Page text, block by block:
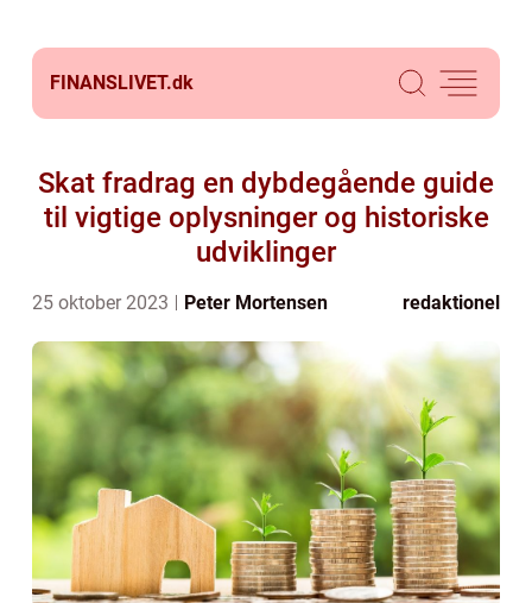
FINANSLIVET.dk
Skat fradrag en dybdegående guide
til vigtige oplysninger og historiske
udviklinger
25 oktober 2023 Peter Mortensen redaktionel